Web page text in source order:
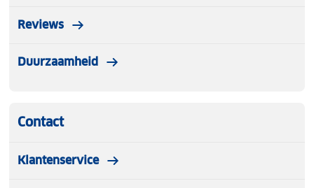
Reviews
Duurzaamheid
Contact
Klantenservice